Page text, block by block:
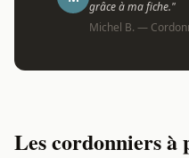
grâce à ma fiche."
Michel B. —
Les cordonniers à